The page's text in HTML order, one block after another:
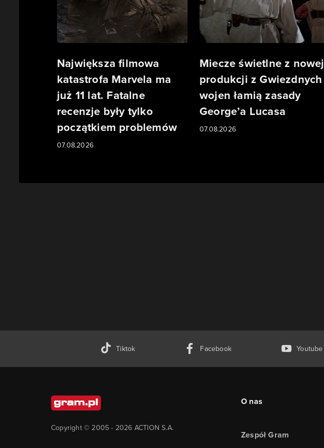
Największa filmowa
katastrofa Marvela ma
już 11 lat. Fatalne
recenzje były tylko
początkiem problemów
07.08.2026
Miecze świetlne z nowej
produkcji z Gwiezdnych
wojen łamią zasady
George’a Lucasa
07.08.2026
Tiktok Facebook Youtube
Copyright © 2005 - 2026 ACTION S.A.
O nas
Zespół Gram